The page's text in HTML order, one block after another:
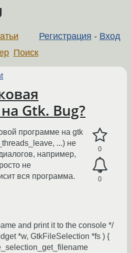
Регистрация - Вход
Поиск
Gtk. Bug?
0
0
программе на gtk
...) не
например,
не
вся программа.
and print it to the console */
*w, GtkFileSelection *fs ) {